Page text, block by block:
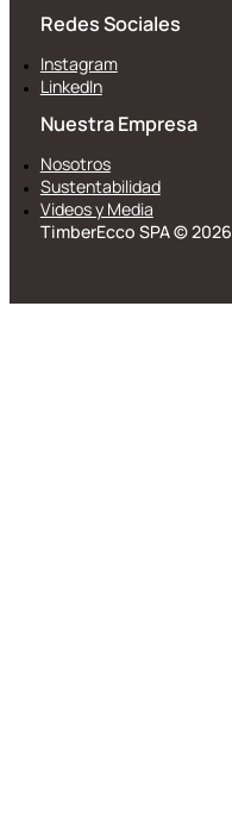
Redes Sociales
Instagram
LinkedIn
Nuestra Empresa
Nosotros
Sustentabilidad
Videos y Media
TimberEcco SPA © 2026